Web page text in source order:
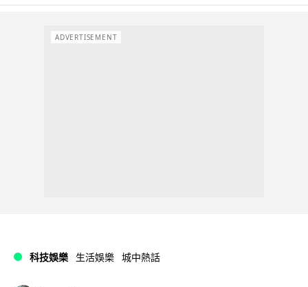
ADVERTISEMENT
科技娛樂 生活娛樂 城中熱話